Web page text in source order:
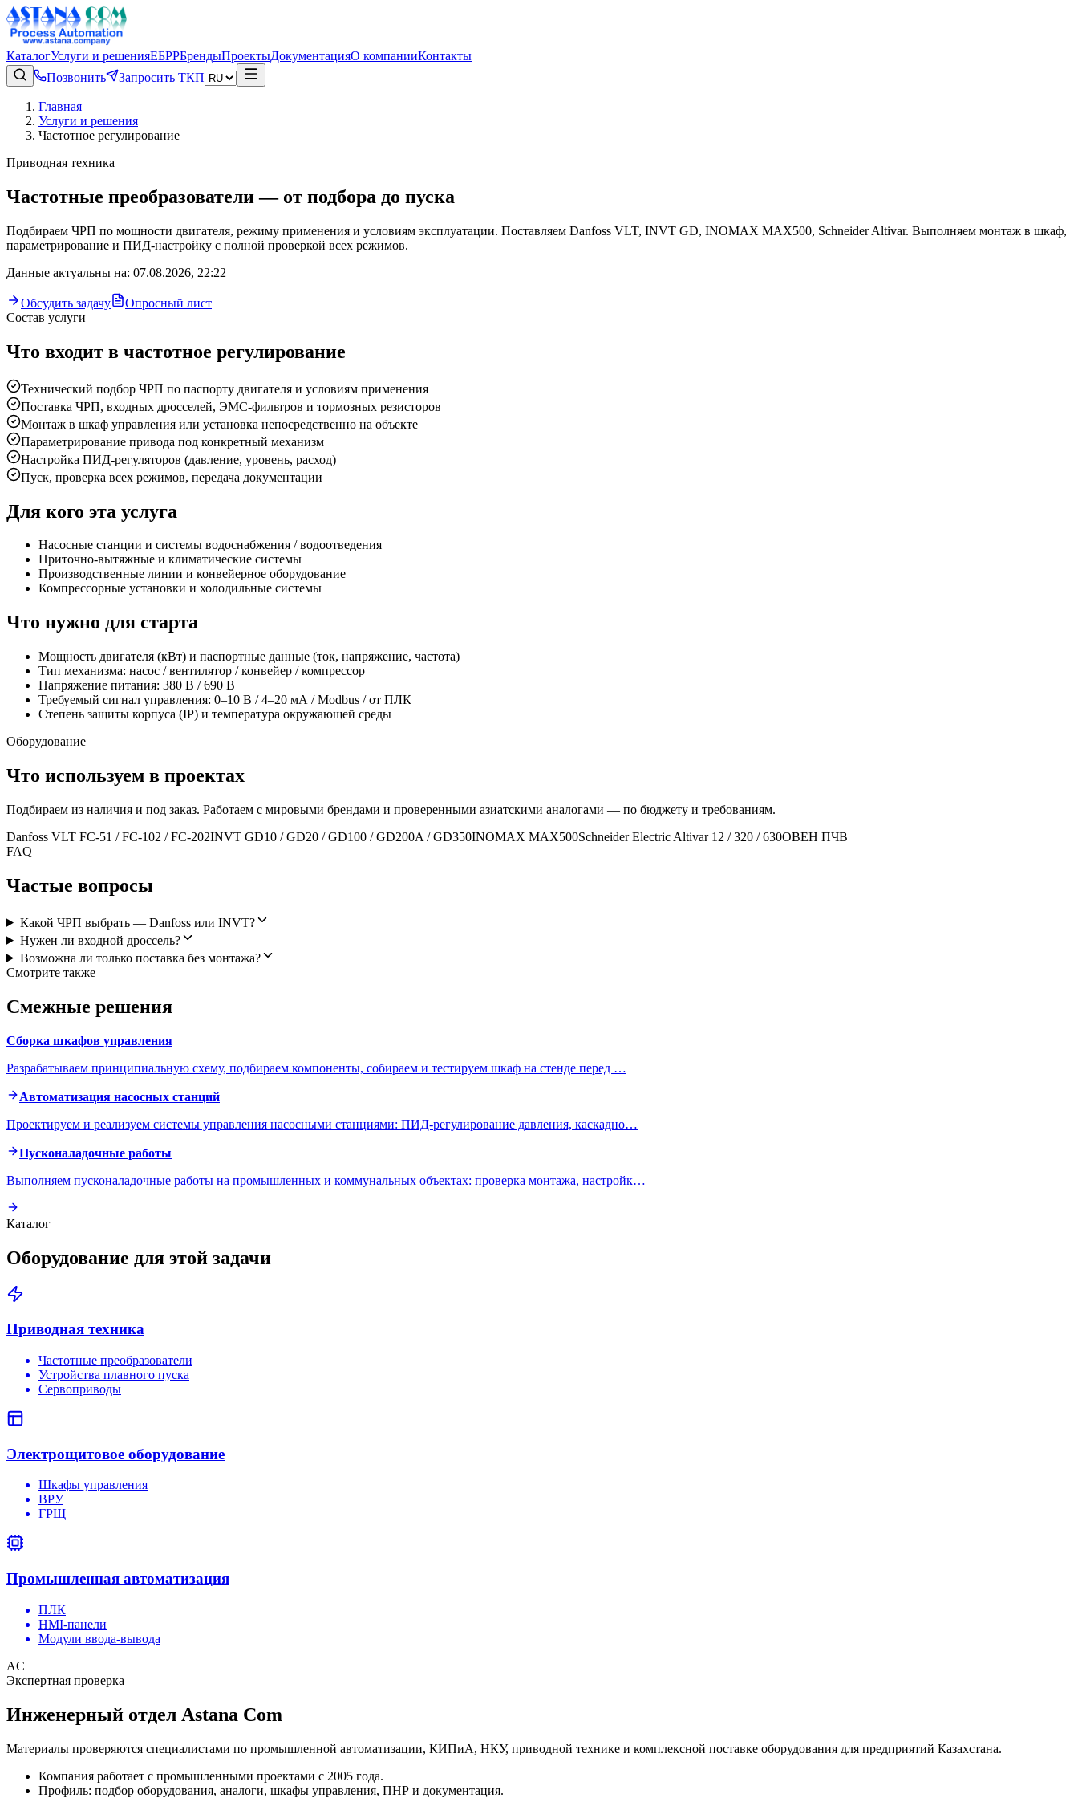
КаталогУслуги и решенияЕБРРБрендыПроектыДокументацияО компанииКонтакты
Позвонить
Запросить ТКП
Главная
Услуги и решения
Частотное регулирование
Приводная техника
Частотные преобразователи — от подбора до пуска
Подбираем ЧРП по мощности двигателя, режиму применения и условиям эксплуатации. Поставляем Danfoss VLT, INVT GD, INOMAX MAX500, Schneider Altivar. Выполняем монтаж в шкаф,
параметрирование и ПИД-настройку с полной проверкой всех режимов.
Данные актуальны на: 07.08.2026, 22:22
Обсудить задачу
Опросный лист
Состав услуги
Что входит в частотное регулирование
Технический подбор ЧРП по паспорту двигателя и условиям применения
Поставка ЧРП, входных дросселей, ЭМС-фильтров и тормозных резисторов
Монтаж в шкаф управления или установка непосредственно на объекте
Параметрирование привода под конкретный механизм
Настройка ПИД-регуляторов (давление, уровень, расход)
Пуск, проверка всех режимов, передача документации
Для кого эта услуга
Насосные станции и системы водоснабжения / водоотведения
Приточно-вытяжные и климатические системы
Производственные линии и конвейерное оборудование
Компрессорные установки и холодильные системы
Что нужно для старта
Мощность двигателя (кВт) и паспортные данные (ток, напряжение, частота)
Тип механизма: насос / вентилятор / конвейер / компрессор
Напряжение питания: 380 В / 690 В
Требуемый сигнал управления: 0–10 В / 4–20 мА / Modbus / от ПЛК
Степень защиты корпуса (IP) и температура окружающей среды
Оборудование
Что используем в проектах
Подбираем из наличия и под заказ. Работаем с мировыми брендами и проверенными азиатскими аналогами — по бюджету и требованиям.
Danfoss VLT FC-51 / FC-102 / FC-202INVT GD10 / GD20 / GD100 / GD200A / GD350INOMAX MAX500Schneider Electric Altivar 12 / 320 / 630ОВЕН ПЧВ
FAQ
Частые вопросы
Какой ЧРП выбрать — Danfoss или INVT?
Нужен ли входной дроссель?
Возможна ли только поставка без монтажа?
Смотрите также
Смежные решения
Сборка шкафов управления
Разрабатываем принципиальную схему, подбираем компоненты, собираем и тестируем шкаф на стенде перед …
Автоматизация насосных станций
Проектируем и реализуем системы управления насосными станциями: ПИД-регулирование давления, каскадно…
Пусконаладочные работы
Выполняем пусконаладочные работы на промышленных и коммунальных объектах: проверка монтажа, настройк…
Каталог
Оборудование для этой задачи
Приводная техника
Частотные преобразователи
Устройства плавного пуска
Сервоприводы
Электрощитовое оборудование
Шкафы управления
ВРУ
ГРЩ
Промышленная автоматизация
ПЛК
HMI-панели
Модули ввода-вывода
AC
Экспертная проверка
Инженерный отдел Astana Com
Материалы проверяются специалистами по промышленной автоматизации, КИПиА, НКУ, приводной технике и комплексной поставке оборудования для предприятий Казахстана.
Компания работает с промышленными проектами с 2005 года.
Профиль: подбор оборудования, аналоги, шкафы управления, ПНР и документация.